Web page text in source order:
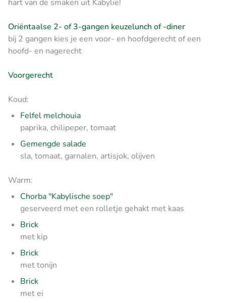
hart van de smaken uit Kabylië!
Oriëntaalse 2- of 3-gangen keuzelunch of -diner
bij 2 gangen kies je een voor- en hoofdgerecht of een
hoofd- en nagerecht
Voorgerecht
Koud:
Felfel melchouia
paprika, chilipeper, tomaat
Gemengde salade
sla, tomaat, garnalen, artisjok, olijven
Warm:
Chorba "Kabylische soep"
geserveerd met een rolletje gehakt met kaas
Brick
met kip
Brick
met tonijn
Brick
met ei